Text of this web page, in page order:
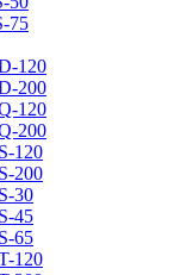
75
120
200
120
200
120
200
30
45
65
120